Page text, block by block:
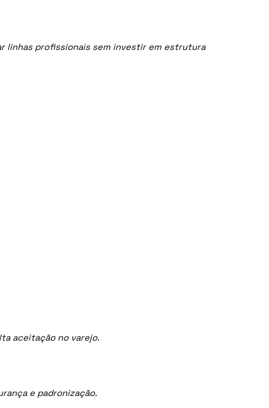
linhas profissionais sem investir em estrutura
aceitação no varejo.
e padronização.